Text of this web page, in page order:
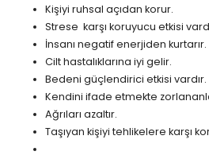
Kişiyi ruhsal açıdan korur.
Strese karşı koruyucu etkisi
İnsanı negatif enerjiden kurtarır.
Cilt hastalıklarına iyi gelir.
Bedeni güçlendirici etkisi vardır.
Kendini ifade etmekte
Ağrıları azaltır.
Taşıyan kişiyi tehlikelere karşı